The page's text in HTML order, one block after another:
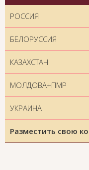
РОССИЯ
БЕЛОРУССИЯ
КАЗАХСТАН
МОЛДОВА+ПМР
УКРАИНА
Разместить свою